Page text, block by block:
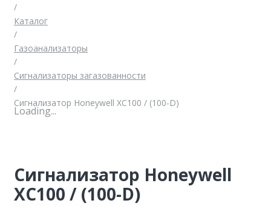
/
Каталог
/
Газоанализаторы
/
Сигнализаторы загазованности
/
Сигнализатор Honeywell XC100 / (100-D)
Loading...
Сигнализатор Honeywell
XC100 / (100-D)